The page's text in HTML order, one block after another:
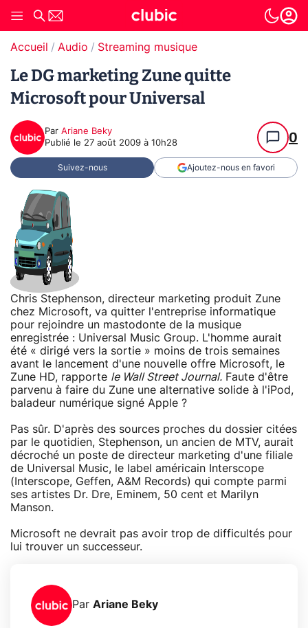
Accueil Audio Streaming musique
Le DG marketing Zune quitte
Microsoft pour Universal
Par Ariane Beky
Publié le 27 août 2009 à 10h28 0
Suivez-nous Ajoutez-nous en favori
Chris Stephenson, directeur marketing produit Zune
chez Microsoft, va quitter l'entreprise informatique
pour rejoindre un mastodonte de la musique
enregistrée : Universal Music Group. L'homme aurait
été « dirigé vers la sortie » moins de trois semaines
avant le lancement d'une nouvelle offre Microsoft, le
Zune HD, rapporte le Wall Street Journal. Faute d'être
parvenu à faire du Zune une alternative solide à l'iPod,
baladeur numérique signé Apple ?
Pas sûr. D'après des sources proches du dossier citées
par le quotidien, Stephenson, un ancien de MTV, aurait
décroché un poste de directeur marketing d'une filiale
de Universal Music, le label américain Interscope
(Interscope, Geffen, A&M Records) qui compte parmi
ses artistes Dr. Dre, Eminem, 50 cent et Marilyn
Manson.
Microsoft ne devrait pas avoir trop de difficultés pour
lui trouver un successeur.
Par Ariane Beky